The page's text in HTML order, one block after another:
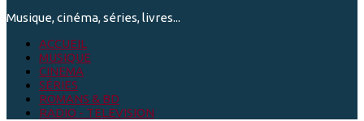
Musique, cinéma, séries, livres...
ACCUEIL
MUSIQUE
CINEMA
SÉRIES
ROMANS & BD
RADIO - TELEVISION